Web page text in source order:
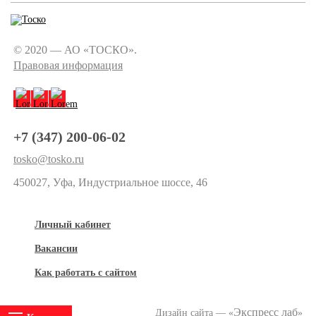
© 2020 — АО «ТОСКО».
Правовая информация
+7 (347) 200-06-02
tosko@tosko.ru
450027, Уфа, Индустриальное шоссе, 46
Личный кабинет
Вакансии
Как работать с сайтом
Дизайн сайта — «Экспресс лаб»